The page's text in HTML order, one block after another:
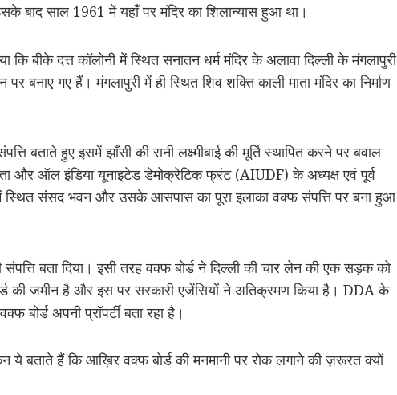
बाद साल 1961 में यहाँ पर मंदिर का शिलान्यास हुआ था।
बीके दत्त कॉलोनी में स्थित सनातन धर्म मंदिर के अलावा दिल्ली के मंगलापुरी
बनाए गए हैं। मंगलापुरी में ही स्थित शिव शक्ति काली माता मंदिर का निर्माण
बताते हुए इसमें झाँसी की रानी लक्ष्मीबाई की मूर्ति स्थापित करने पर बवाल
नेता और ऑल इंडिया यूनाइटेड डेमोक्रेटिक फ्रंट (AIUDF) के अध्यक्ष एवं पूर्व
में स्थित संसद भवन और उसके आसपास का पूरा इलाका वक्फ संपत्ति पर बना हुआ
बता दिया। इसी तरह वक्फ बोर्ड ने दिल्ली की चार लेन की एक सड़क को
की जमीन है और इस पर सरकारी एजेंसियों ने अतिक्रमण किया है। DDA के
अपनी प्रॉपर्टी बता रहा है।
ये बताते हैं कि आख़िर वक्फ बोर्ड की मनमानी पर रोक लगाने की ज़रूरत क्यों